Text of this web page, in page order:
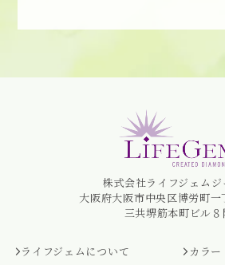
株式会社ライフジェムジ
大阪府大阪市中央区博労町
三共堺筋本町ビル８
ライフジェムについて
カラ